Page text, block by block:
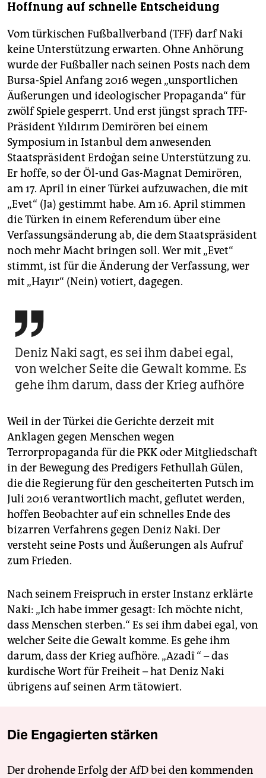
Hoffnung auf schnelle Entscheidung
Vom türkischen Fußballverband (TFF) darf Naki
keine Unterstützung erwarten. Ohne Anhörung
wurde der Fußballer nach seinen Posts nach dem
Bursa-Spiel Anfang 2016 wegen „unsportlichen
Äußerungen und ideologischer Propaganda“ für
zwölf Spiele gesperrt. Und erst jüngst sprach TFF-
Präsident Yıldırım Demirören bei einem
Symposium in Istanbul dem anwesenden
Staatspräsident Erdoğan seine Unterstützung zu.
Er hoffe, so der Öl-und Gas-Magnat Demirören,
am 17. April in einer Türkei aufzuwachen, die mit
„Evet“ (Ja) gestimmt habe. Am 16. April stimmen
die Türken in einem Referendum über eine
Verfassungsänderung ab, die dem Staatspräsident
noch mehr Macht bringen soll. Wer mit „Evet“
stimmt, ist für die ­Änderung der Verfassung, wer
mit „Hayır“ (Nein) votiert, dagegen.

Deniz Naki sagt, es sei ihm dabei egal,
von welcher Seite die Gewalt komme. Es
gehe ihm darum, dass der Krieg aufhöre
Weil in der Türkei die Gerichte derzeit mit
Anklagen gegen Menschen wegen
Terrorpropaganda für die PKK oder Mitgliedschaft
in der Bewegung des Predigers Fethullah Gülen,
die die Regierung für den gescheiterten Putsch im
Juli 2016 verantwortlich macht, geflutet werden,
hoffen Beobachter auf ein schnelles Ende des
bizarren Verfahrens gegen Deniz Naki. Der
versteht seine Posts und Äußerungen als Aufruf
zum Frieden.
Nach seinem Freispruch in erster Instanz erklärte
Naki: „Ich habe immer gesagt: Ich möchte nicht,
dass Menschen sterben.“ Es sei ihm dabei egal, von
welcher Seite die Gewalt komme. Es gehe ihm
darum, dass der Krieg aufhöre. „Azadî “ – das
kurdische Wort für Freiheit – hat Deniz Naki
übrigens auf seinen Arm tätowiert.
Die Engagierten stärken
Der drohende Erfolg der AfD bei den kommenden